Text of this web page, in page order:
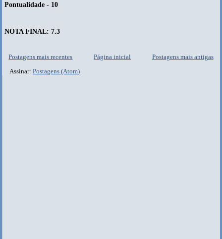
Pontualidade - 10
NOTA FINAL: 7.3
Postagens mais recentes Postagens mais antigas
Página inicial
Assinar:Postagens (Atom)